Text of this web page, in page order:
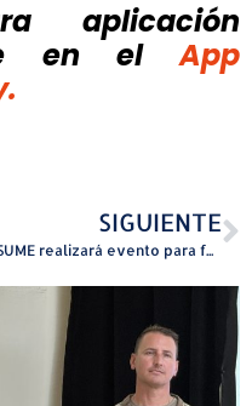
aplicación
en el
App
SIGUIENTE
ASUME realizará evento para fortalecer la unión familiar y cerrar el Mes del Sustento de Menores